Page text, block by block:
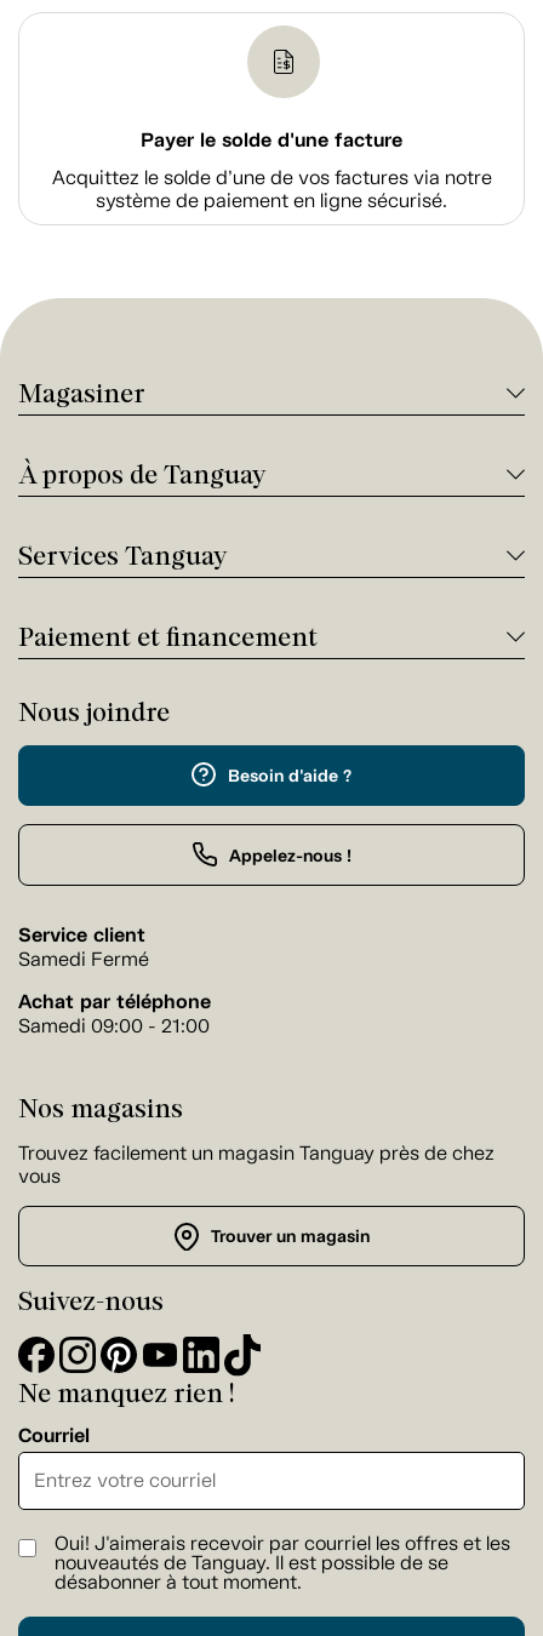
Payer le solde d'une facture
Acquittez le solde d’une de vos factures via notre
système de paiement en ligne sécurisé.
Magasiner
À propos de Tanguay
Services Tanguay
Paiement et financement
Nous joindre
Besoin d'aide ?
Appelez-nous !
Service client
Samedi Fermé
Achat par téléphone
Samedi 09:00 - 21:00
Nos magasins
Trouvez facilement un magasin Tanguay près de chez
vous
Trouver un magasin
Suivez-nous
Ne manquez rien !
Courriel
Oui! J'aimerais recevoir par courriel les offres et les
nouveautés de Tanguay. Il est possible de se
désabonner à tout moment.